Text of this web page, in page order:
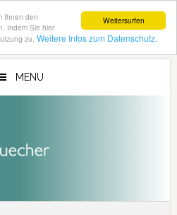
Weitersurfen
Ihnen den
Indem Sie hier
zu. Weitere Infos zum Datenschutz.
MENU